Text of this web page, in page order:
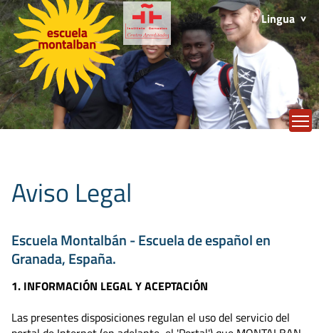
Lingua
Aviso Legal
Escuela Montalbán - Escuela de español en
Granada, España.
1. INFORMACIÓN LEGAL Y ACEPTACIÓN
Las presentes disposiciones regulan el uso del servicio del